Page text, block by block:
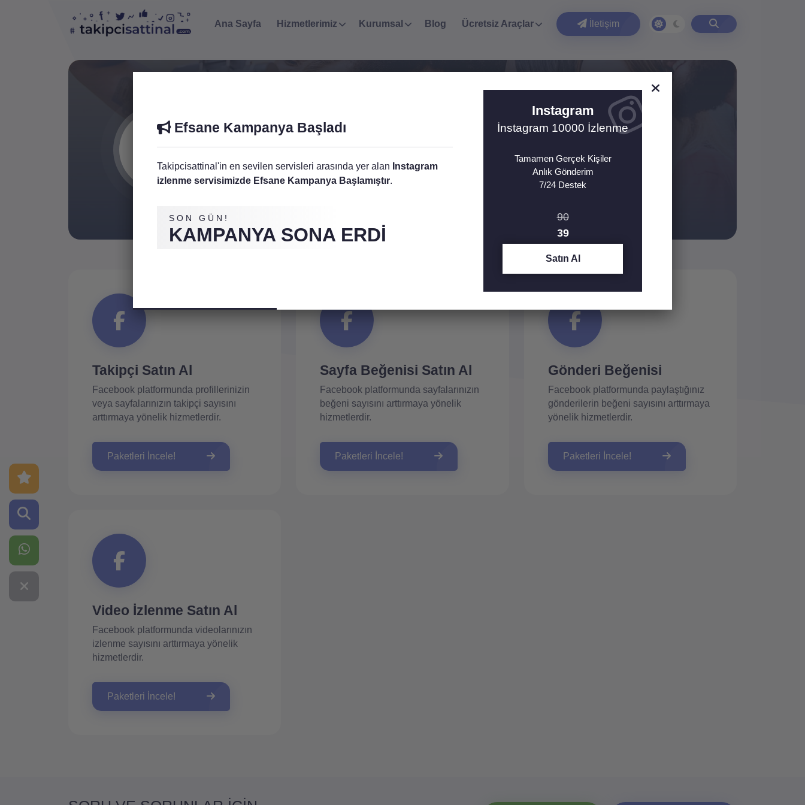
Ana Sayfa Hizmetlerimiz Kurumsal Blog Ücretsiz Araçlar İletişim
Facebook Hizmetleri
Facebook hizmetleriyle sayesinde, profilleriniz ve sayfalarınızı uçuşa geçirmeye hazırlanın!
4 Hizmet Mevcut
Takipçi Satın Al
Facebook platformunda profillerinizin
veya sayfalarınızın takipçi sayısını
arttırmaya yönelik hizmetlerdir.
Paketleri İncele!
Sayfa Beğenisi Satın Al
Facebook platformunda sayfalarınızın
beğeni sayısını arttırmaya yönelik
hizmetlerdir.
Paketleri İncele!
Gönderi Beğenisi
Facebook platformunda paylaştığınız
gönderilerin beğeni sayısını arttırmaya
yönelik hizmetlerdir.
Paketleri İncele!
Video İzlenme Satın Al
Facebook platformunda videolarınızın
izlenme sayısını arttırmaya yönelik
hizmetlerdir.
Paketleri İncele!
Efsane Kampanya Başladı
Takipcisattinal'in en sevilen servisleri arasında yer alan Instagram
izlenme servisimizde Efsane Kampanya Başlamıştır.
SON GÜN!
KAMPANYA SONA ERDI
Instagram
İnstagram 10000 İzlenme
Tamamen Gerçek Kişiler
Anlık Gönderim
7/24 Destek
90
39
Satın Al